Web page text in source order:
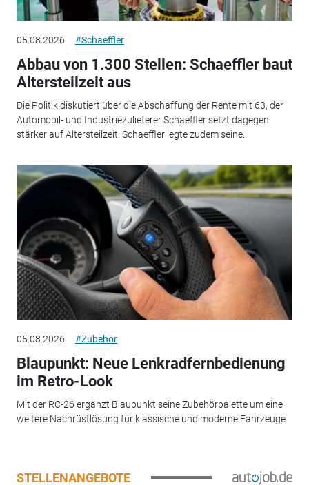
05.08.2026 #Schaeffler
Abbau von 1.300 Stellen: Schaeffler baut
Altersteilzeit aus
Die Politik diskutiert über die Abschaffung der Rente mit 63, der
Automobil- und Industriezulieferer Schaeffler setzt dagegen
stärker auf Altersteilzeit. Schaeffler legte zudem seine...
05.08.2026 #Zubehör
Blaupunkt: Neue Lenkradfernbedienung
im Retro-Look
Mit der RC-26 ergänzt Blaupunkt seine Zubehörpalette um eine
weitere Nachrüstlösung für klassische und moderne Fahrzeuge.
STELLENANGEBOTE